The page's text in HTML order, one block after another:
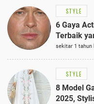
STYLE
6 Gaya
Terbaik
sekitar 1 tahun
STYLE
8 Model
2025,